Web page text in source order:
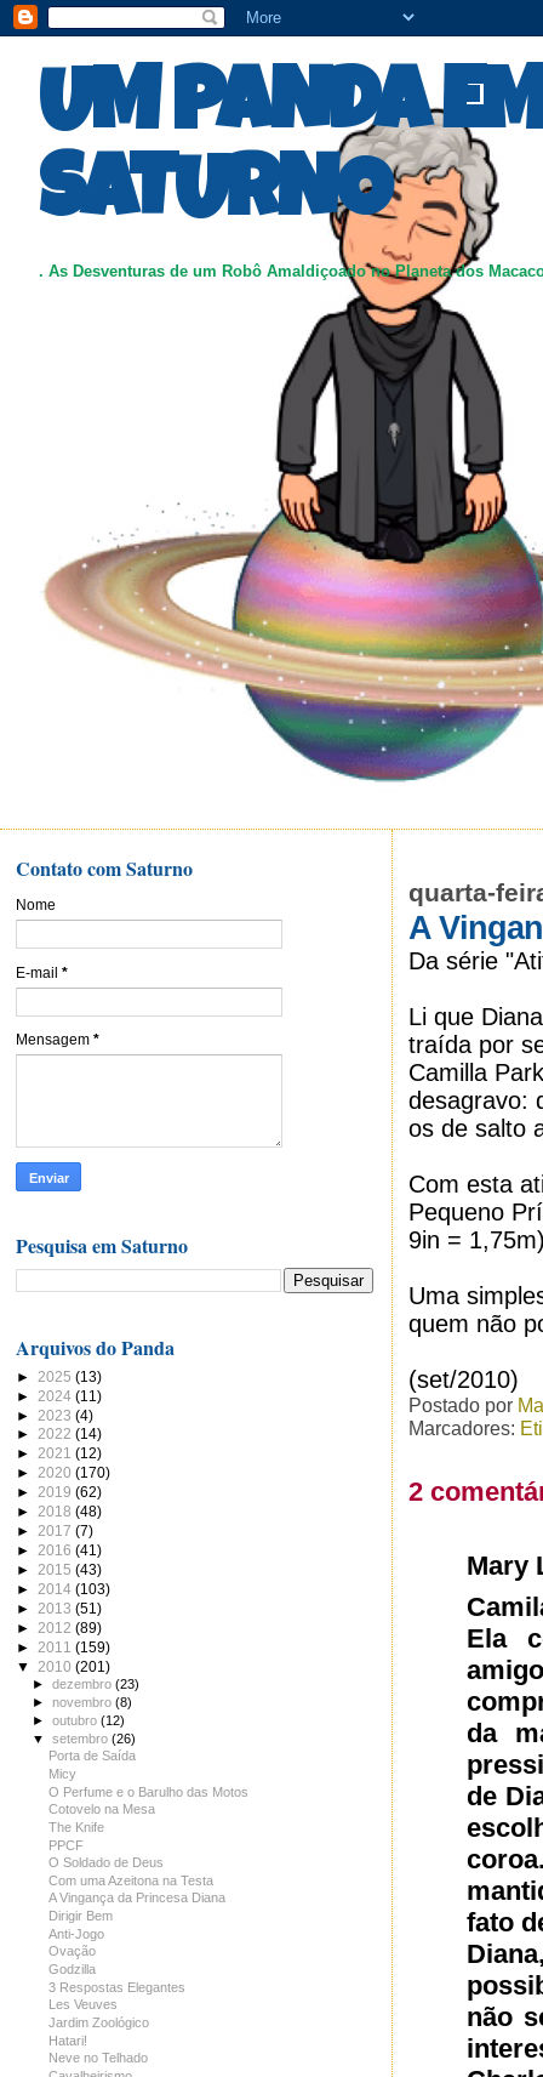
UM PANDA
SATURNO
. As Desventuras de um Robô Amaldiçoado no Planeta dos
quarta-
A
Da série
Li que
traída por
Camilla
desagravo:
os de salto
Com esta
Pequeno
9in =
Uma
quem não
(set/2010)
Postado por
Marcadores:
2
Mary
Ela
da
de
fato
não
Contato com Saturno
Nome
E-mail *
Mensagem *
Pesquisa em Saturno
Arquivos do Panda
► 2025 (13)
► 2024 (11)
► 2023 (4)
► 2022 (14)
► 2021 (12)
► 2020 (170)
► 2019 (62)
► 2018 (48)
► 2017 (7)
► 2016 (41)
► 2015 (43)
► 2014 (103)
► 2013 (51)
► 2012 (89)
► 2011 (159)
▼ 2010 (201)
►dezembro(23)
►novembro(8)
►outubro(12)
▼setembro(26)
Porta de Saída
Micy
O Perfume e o Barulho das Motos
Cotovelo na Mesa
The Knife
PPCF
O Soldado de Deus
Com uma Azeitona na Testa
A Vingança da Princesa Diana
Dirigir Bem
Anti-Jogo
Ovação
Godzilla
3 Respostas Elegantes
Les Veuves
Jardim Zoológico
Hatari!
Neve no Telhado